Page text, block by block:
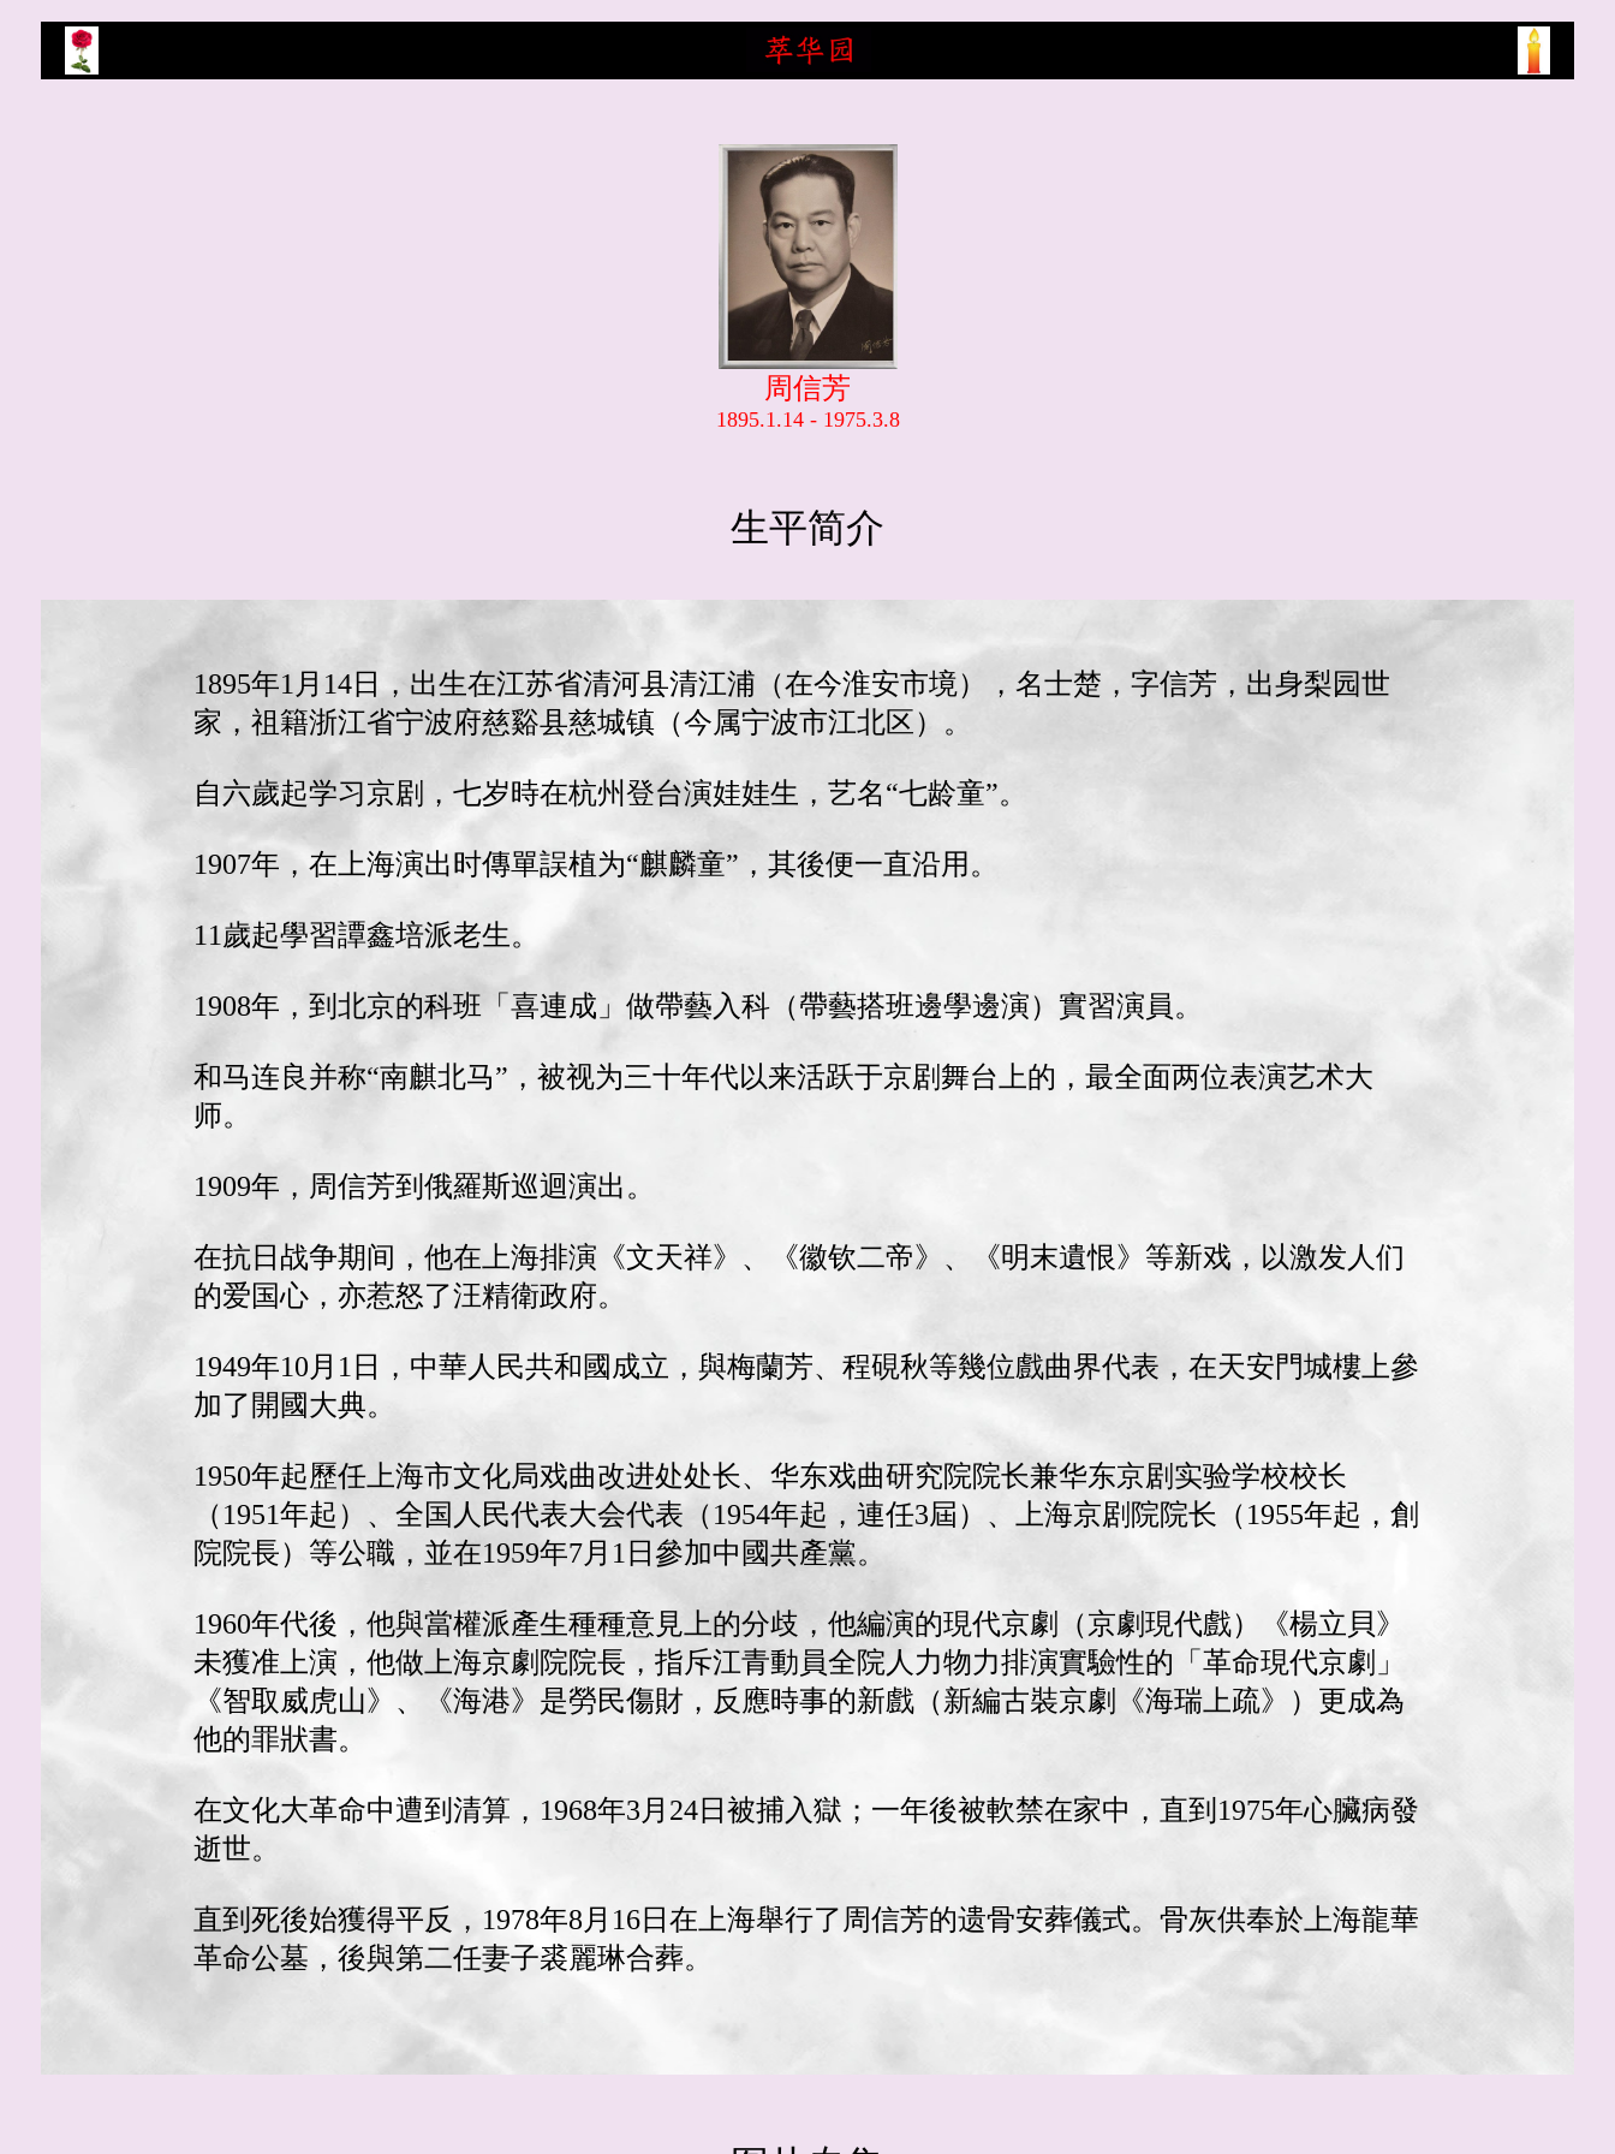
周信芳
1895.1.14 - 1975.3.8
生平简介
1895年1月14日，出生在江苏省清河县清江浦（在今淮安市境），名士楚，字信芳，出身梨园世
家，祖籍浙江省宁波府慈谿县慈城镇（今属宁波市江北区）。
自六歲起学习京剧，七岁時在杭州登台演娃娃生，艺名“七龄童”。
1907年，在上海演出时傳單誤植为“麒麟童”，其後便一直沿用。
11歲起學習譚鑫培派老生。
1908年，到北京的科班「喜連成」做帶藝入科（帶藝搭班邊學邊演）實習演員。
和马连良并称“南麒北马”，被视为三十年代以来活跃于京剧舞台上的，最全面两位表演艺术大
师。
1909年，周信芳到俄羅斯巡迴演出。
在抗日战争期间，他在上海排演《文天祥》、《徽钦二帝》、《明末遺恨》等新戏，以激发人们
的爱国心，亦惹怒了汪精衛政府。
1949年10月1日，中華人民共和國成立，與梅蘭芳、程硯秋等幾位戲曲界代表，在天安門城樓上參
加了開國大典。
1950年起歷任上海市文化局戏曲改进处处长、华东戏曲研究院院长兼华东京剧实验学校校长
（1951年起）、全国人民代表大会代表（1954年起，連任3屆）、上海京剧院院长（1955年起，創
院院長）等公職，並在1959年7月1日參加中國共產黨。
1960年代後，他與當權派產生種種意見上的分歧，他編演的現代京劇（京劇現代戲）《楊立貝》
未獲准上演，他做上海京劇院院長，指斥江青動員全院人力物力排演實驗性的「革命現代京劇」
《智取威虎山》、《海港》是勞民傷財，反應時事的新戲（新編古裝京劇《海瑞上疏》）更成為
他的罪狀書。
在文化大革命中遭到清算，1968年3月24日被捕入獄；一年後被軟禁在家中，直到1975年心臟病發
逝世。
直到死後始獲得平反，1978年8月16日在上海舉行了周信芳的遗骨安葬儀式。骨灰供奉於上海龍華
革命公墓，後與第二任妻子裘麗琳合葬。